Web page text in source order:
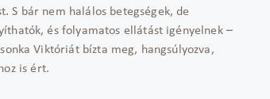
S bár nem halálos betegségek, de
és folyamatos ellátást igényelnek –
Viktóriát bízta meg, hangsúlyozva,
is ért.